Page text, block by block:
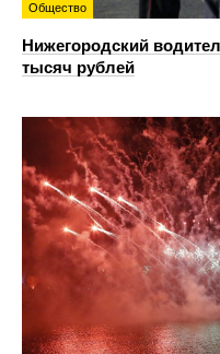
Общество
Нижегородский
тысяч рублей